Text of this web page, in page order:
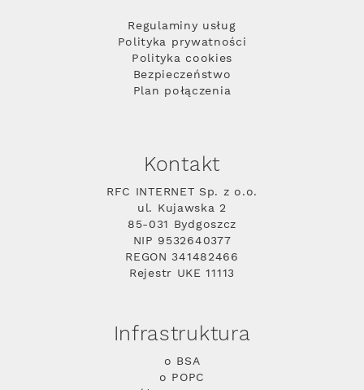
Regulaminy usług
Polityka prywatności
Polityka cookies
Bezpieczeństwo
Plan połączenia
Kontakt
RFC INTERNET Sp. z o.o.
ul. Kujawska 2
85-031 Bydgoszcz
NIP 9532640377
REGON 341482466
Rejestr UKE 11113
Infrastruktura
o BSA
o POPC